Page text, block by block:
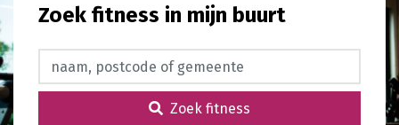
Zoek fitness in mijn buurt
Zoek fitness